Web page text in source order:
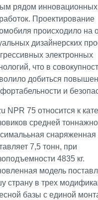
рядом инновационных
Проектирование
происходило на
дизайнерских
электронных
что в
добиться
и
NPR 75 относится к
средней
снаряженная
7,5 тонн, при
4835 кг.
модель
страну в трех
базы с единой